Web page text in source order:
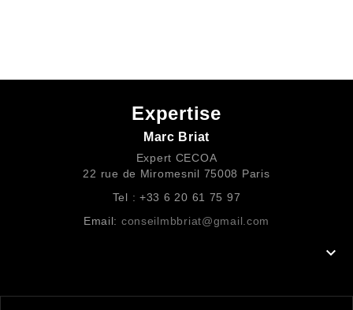
Expertise
Marc Briat
Expert CECOA
22 rue de Miromesnil 75008 Paris
Tel : +33 6 20 61 75 97
Email: conseilmbbriat@gmail.com
